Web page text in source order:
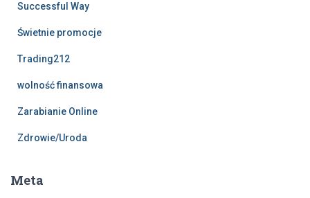
Successful Way
Świetnie promocje
Trading212
wolność finansowa
Zarabianie Online
Zdrowie/Uroda
Meta